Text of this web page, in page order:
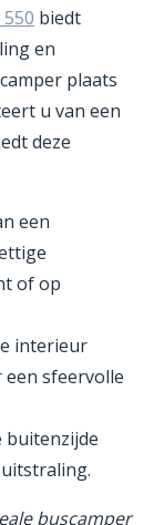
biedt
en
plaats
u van een
deze
een
of op
interieur
sfeervolle
buitenzijde
buscamper